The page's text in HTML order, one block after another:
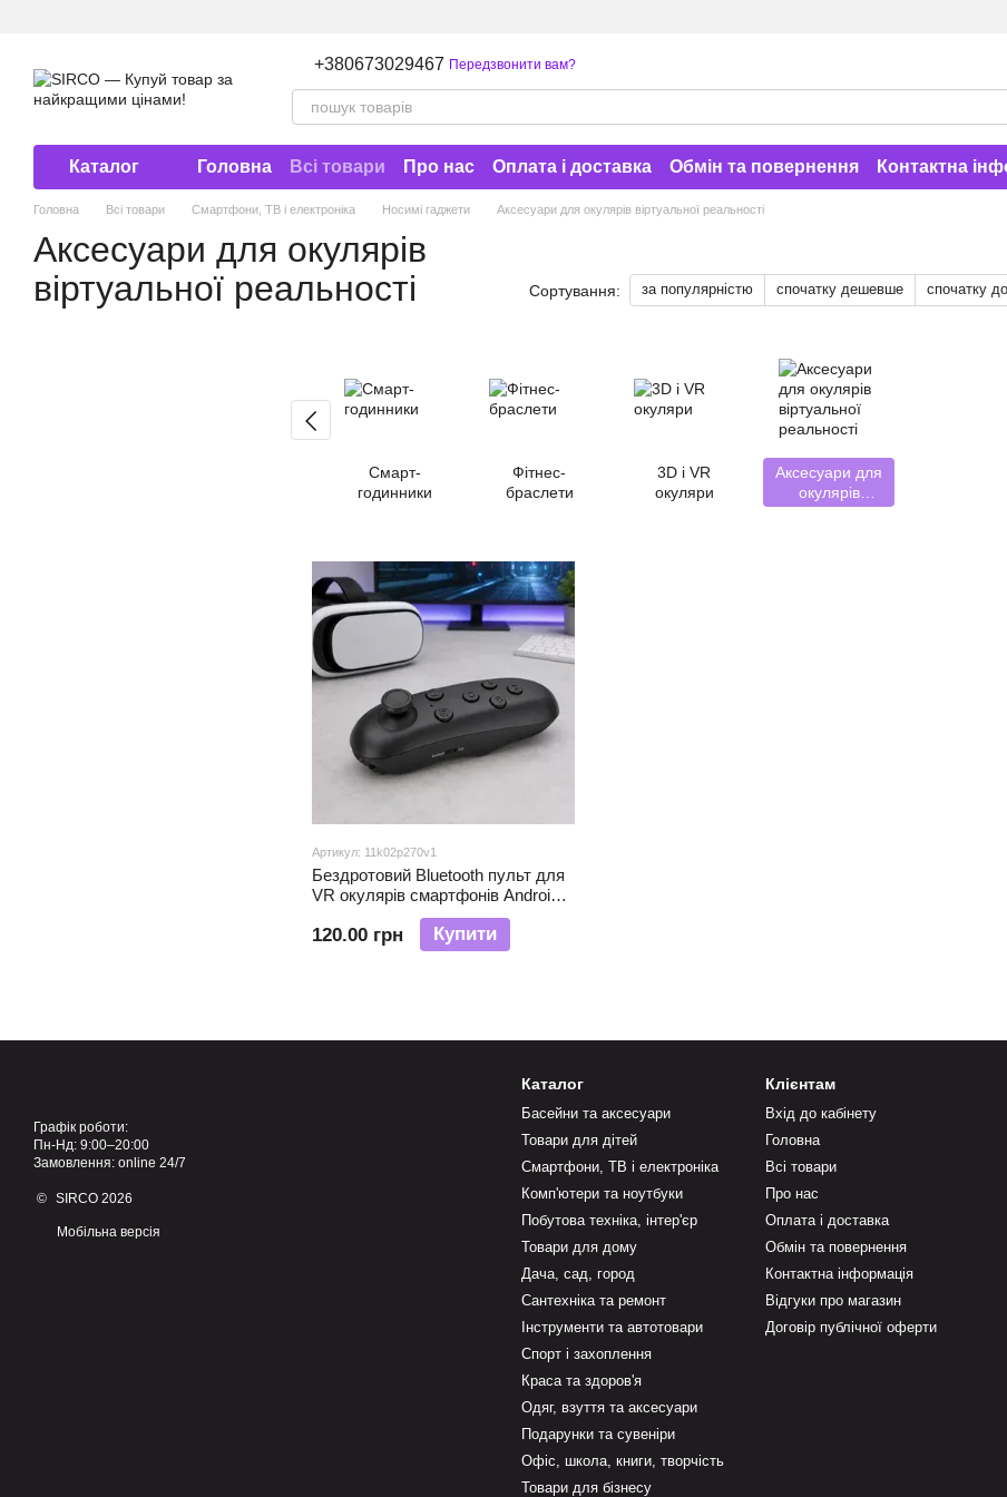
+380673029467 Передзвонити вам?
Каталог Головна Всі товари Про нас Оплата і доставка Обмін та повернення Контактна
Договір публічної оферти
Головна Всі товари Смартфони, ТВ і електроніка Носимі гаджети Аксесуари для окулярів віртуальної реальності
Аксесуари для окулярів
віртуальної реальності
Сортування: за популярністю спочатку дешевше спочатку
Смарт-
годинники
Фітнес-
браслети
3D і VR
окуляри
Аксесуари для
окулярів
віртуальної
Артикул: 11k02p270v1
Бездротовий Bluetooth пульт для
VR окулярів смартфонів Android
iPhone керування музикою відео
(X26)
120.00 грн Купити
Графік роботи:
Пн-Нд: 9:00–20:00
Замовлення: online 24/7
© SIRCO 2026
Мобільна версія
Каталог
Басейни та аксесуари
Товари для дітей
Смартфони, ТВ і електроніка
Комп'ютери та ноутбуки
Побутова техніка, інтер'єр
Товари для дому
Дача, сад, город
Сантехніка та ремонт
Інструменти та автотовари
Спорт і захоплення
Краса та здоров'я
Одяг, взуття та аксесуари
Подарунки та сувеніри
Офіс, школа, книги, творчість
Товари для бізнесу
Клієнтам
Вхід до кабінету
Головна
Всі товари
Про нас
Оплата і доставка
Обмін та повернення
Контактна інформація
Відгуки про магазин
Договір публічної оферти